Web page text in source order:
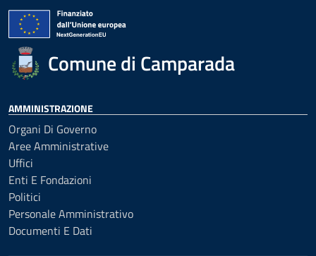
Comune di Camparada
AMMINISTRAZIONE
Organi Di Governo
Aree Amministrative
Uffici
Enti E Fondazioni
Politici
Personale Amministrativo
Documenti E Dati